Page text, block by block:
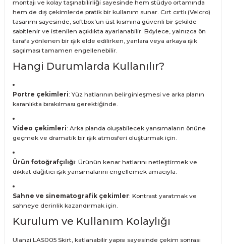
montajı ve kolay taşınabilirliği sayesinde hem stüdyo ortamında
hem de dış çekimlerde pratik bir kullanım sunar. Cırt cırtlı (Velcro)
tasarımı sayesinde, softbox’un üst kısmına güvenli bir şekilde
sabitlenir ve istenilen açıklıkta ayarlanabilir. Böylece, yalnızca ön
tarafa yönlenen bir ışık elde edilirken, yanlara veya arkaya ışık
saçılması tamamen engellenebilir.
Hangi Durumlarda Kullanılır?
Portre çekimleri: Yüz hatlarının belirginleşmesi ve arka planın
karanlıkta bırakılması gerektiğinde.
Video çekimleri: Arka planda oluşabilecek yansımaların önüne
geçmek ve dramatik bir ışık atmosferi oluşturmak için.
Ürün fotoğrafçılığı: Ürünün kenar hatlarını netleştirmek ve
dikkat dağıtıcı ışık yansımalarını engellemek amacıyla.
Sahne ve sinematografik çekimler: Kontrast yaratmak ve
sahneye derinlik kazandırmak için.
Kurulum ve Kullanım Kolaylığı
Ulanzi LAS005 Skirt, katlanabilir yapısı sayesinde çekim sonrası